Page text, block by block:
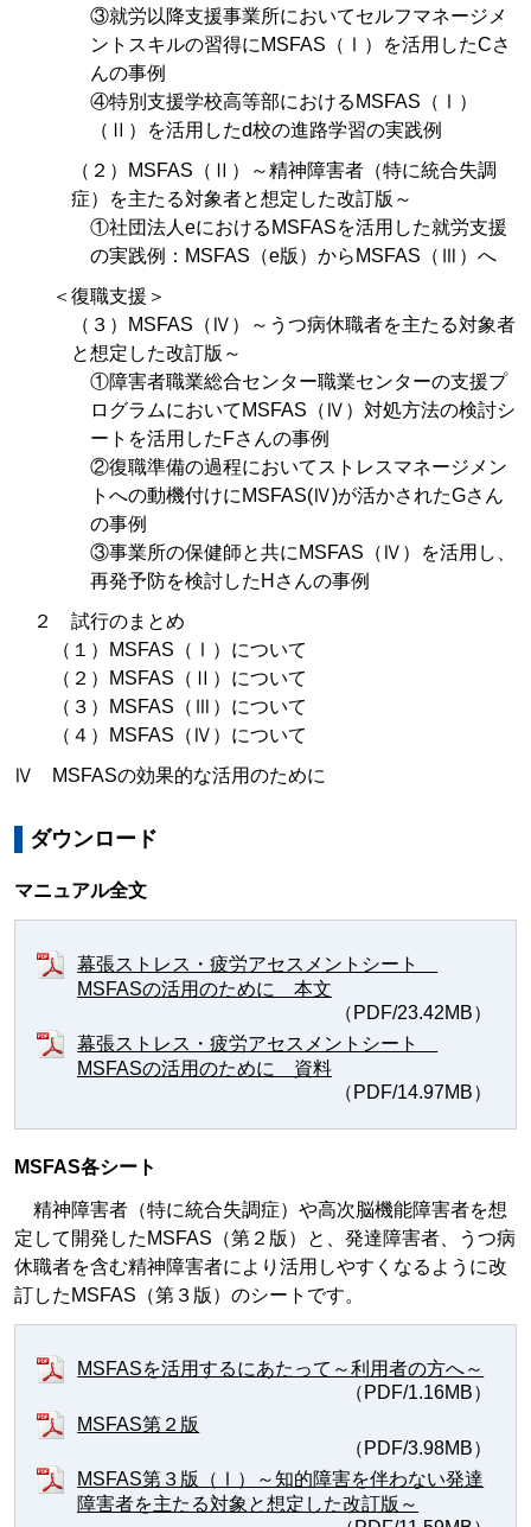
③就労以降支援事業所においてセルフマネージメ
ントスキルの習得にMSFAS（Ⅰ）を活用したCさ
んの事例
④特別支援学校高等部におけるMSFAS（Ⅰ）
（Ⅱ）を活用したd校の進路学習の実践例
（２）MSFAS（Ⅱ）～精神障害者（特に統合失調
症）を主たる対象者と想定した改訂版～
①社団法人eにおけるMSFASを活用した就労支援
の実践例：MSFAS（e版）からMSFAS（Ⅲ）へ
＜復職支援＞
（３）MSFAS（Ⅳ）～うつ病休職者を主たる対象者
と想定した改訂版～
①障害者職業総合センター職業センターの支援プ
ログラムにおいてMSFAS（Ⅳ）対処方法の検討シ
ートを活用したFさんの事例
②復職準備の過程においてストレスマネージメン
トへの動機付けにMSFAS(Ⅳ)が活かされたGさん
の事例
③事業所の保健師と共にMSFAS（Ⅳ）を活用し、
再発予防を検討したHさんの事例
２ 試行のまとめ
（１）MSFAS（Ⅰ）について
（２）MSFAS（Ⅱ）について
（３）MSFAS（Ⅲ）について
（４）MSFAS（Ⅳ）について
Ⅳ MSFASの効果的な活用のために
ダウンロード
マニュアル全文
幕張ストレス・疲労アセスメントシート
MSFASの活用のために 本文
（PDF/23.42MB）
幕張ストレス・疲労アセスメントシート
MSFASの活用のために 資料
（PDF/14.97MB）
MSFAS各シート
精神障害者（特に統合失調症）や高次脳機能障害者を想
定して開発したMSFAS（第２版）と、発達障害者、うつ病
休職者を含む精神障害者により活用しやすくなるように改
訂したMSFAS（第３版）のシートです。
MSFASを活用するにあたって～利用者の方へ～
（PDF/1.16MB）
MSFAS第２版
（PDF/3.98MB）
MSFAS第３版（Ⅰ）～知的障害を伴わない発達
障害者を主たる対象と想定した改訂版～